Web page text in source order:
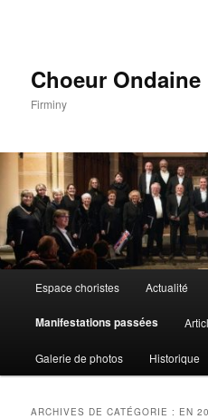
Choeur Ondaine
Firminy
principal
Espace choristes Actualité
Manifestations passées
Galerie de photos Historique
ARCHIVES DE CATÉGORIE : EN